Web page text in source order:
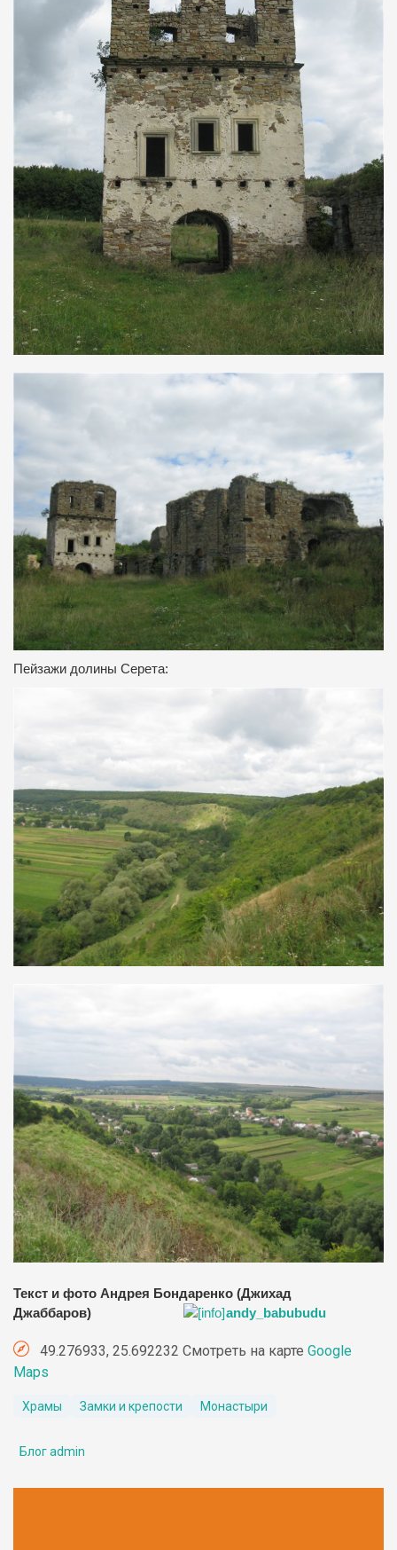
Пейзажи долины Серета:
Текст и фото Андрея Бондаренко (Джихад
Джаббаров)
andy_babubudu
49.276933, 25.692232 Смотреть на карте Google
Maps
Храмы Замки и крепости Монастыри
Блог admin